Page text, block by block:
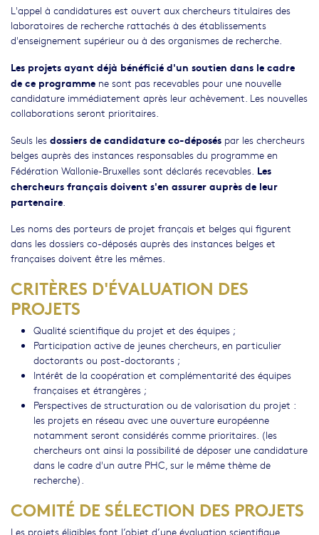
L'appel à candidatures est ouvert aux chercheurs titulaires des
laboratoires de recherche rattachés à des établissements
d'enseignement supérieur ou à des organismes de recherche.
Les projets ayant déjà bénéficié d'un soutien dans le cadre
de ce programme ne sont pas recevables pour une nouvelle
candidature immédiatement après leur achèvement. Les nouvelles
collaborations seront prioritaires.
Seuls les dossiers de candidature co-déposés par les chercheurs
belges auprès des instances responsables du programme en
Fédération Wallonie-Bruxelles sont déclarés recevables. Les
chercheurs français doivent s'en assurer auprès de leur
partenaire
Les noms des porteurs de projet français et belges qui figurent
dans les dossiers co-déposés auprès des instances belges et
françaises doivent être les mêmes.
CRITÈRES D'ÉVALUATION DES
PROJETS
Qualité scientifique du projet et des équipes ;
Participation active de jeunes chercheurs, en particulier
doctorants ou post-doctorants ;
Intérêt de la coopération et complémentarité des équipes
françaises et étrangères ;
Perspectives de structuration ou de valorisation du projet :
les projets en réseau avec une ouverture européenne
notamment seront considérés comme prioritaires. (les
chercheurs ont ainsi la possibilité de déposer une candidature
dans le cadre d'un autre PHC, sur le même thème de
recherche).
COMITÉ DE SÉLECTION DES PROJETS
Les projets éligibles font l’objet d’une évaluation scientifique